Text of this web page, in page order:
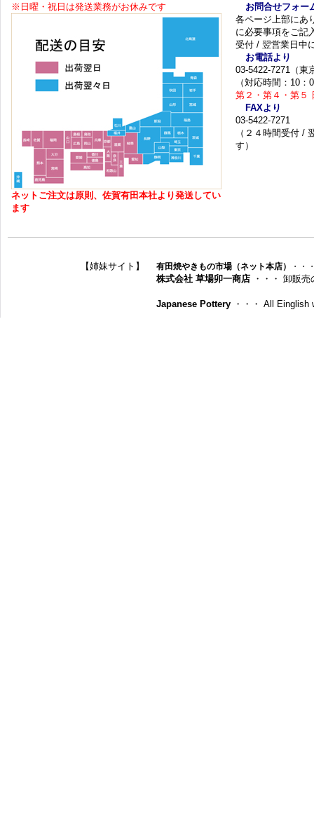
※日曜・祝日は発送業務がお休みです
ネットご注文は原則、佐賀有田本社より発送してい
ます
お問合せフォー
各ページ上部にあ
に必要事項をご記
受付 / 翌営業日中
お電話より
03-5422-7271（東
（対応時間：10：
第２・第４・第５
FAXより
03-5422-7271
（２４時間受付 /
す）
【姉妹サイト】 有田焼やきもの市場（ネット本店） ・・
株式会社 草場卯一商店 ・・・ 卸販
Japanese Pottery ・・・ All